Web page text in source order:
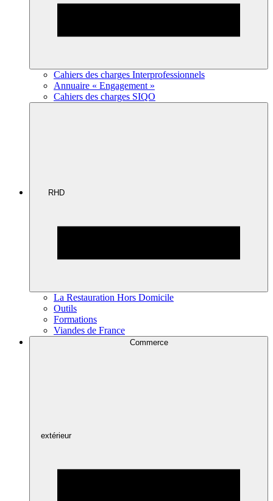
Cahiers des charges Interprofessionnels
Annuaire « Engagement »
Cahiers des charges SIQO
RHD
La Restauration Hors Domicile
Outils
Formations
Viandes de France
Commerce
extérieur